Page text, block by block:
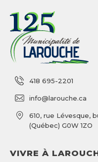
418 695-2201
info@larouche.ca
610, rue Lévesque,
(Québec) G0W 1ZO
VIVRE À